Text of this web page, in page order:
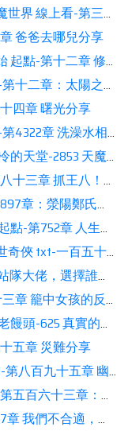
章 牧塵出現，重錘斐魯分享
爸爸去哪兒分享
-第十二章 修羅推薦
章：太陽之崛起鑒賞
四章 曙光分享
章 洗澡水相伴
天魔化身！【二更】看書
章 抓王八！分享
鄭氏，來勢洶洶分享
身家，我盡力了!(求訂閱)展示
十五章：戰前教誨分享
根本就不需要去想展示
孩的反抗（終）讀書
真實的惡魔島讀書
五章 災難分享
）（感謝K-D-R-H的盟主）相伴
三章：高昌新王看書
，我配不上你！相伴